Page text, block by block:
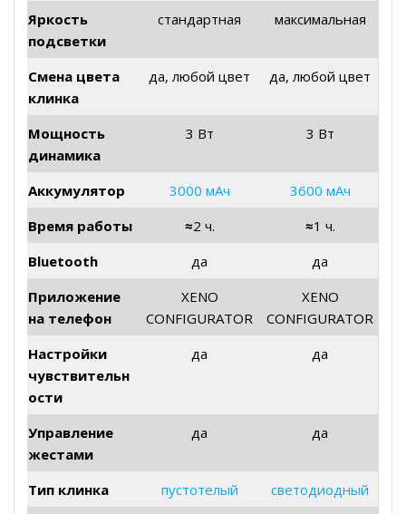
Яркость
подсветки
стандартная максимальная
Смена цвета
клинка
да, любой цвет да, любой цвет
Мощность
динамика
3 Вт 3 Вт
Аккумулятор 3000 мАч
3600 мАч
Время работы
≈2 ч. ≈1 ч.
Bluetooth
да
да
Приложение
на телефон
XENO
CONFIGURATOR
XENO
CONFIGURATOR
Настройки
чувствительн
ости
да да
Управление
жестами
да да
Тип клинка пустотелый
светодиодный